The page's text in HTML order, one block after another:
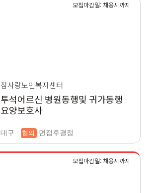
모집마감일: 채용시까지
참사랑노인복지센터
투석어르신 병원동행및 귀가동행
요양보호사
대구 · 협의 면접후결정
모집마감일: 채용시까지